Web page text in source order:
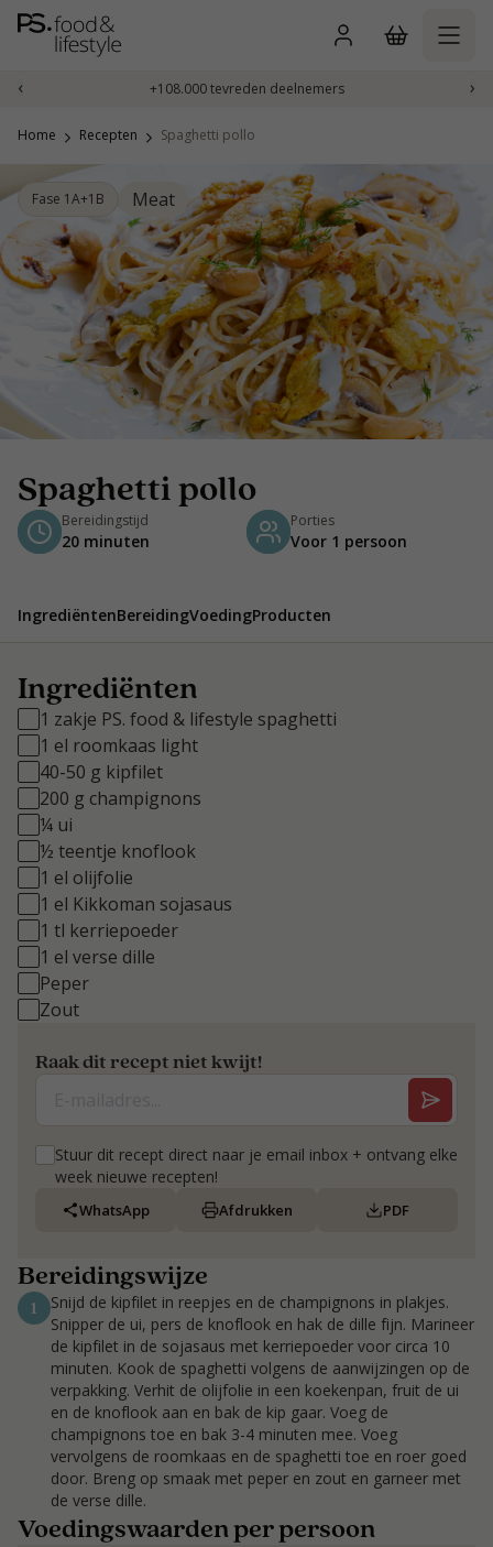
Naar
inhoud
‹ +108.000 tevreden deelnemers ›
Home Recepten Spaghetti pollo
Fase 1A+1B Meat
Spaghetti pollo
Bereidingstijd
20 minuten
Porties
Voor 1 persoon
IngrediëntenBereidingVoedingProducten
Ingrediënten
1 zakje PS. food & lifestyle spaghetti
1 el roomkaas light
40-50 g kipfilet
200 g champignons
¼ ui
½ teentje knoflook
1 el olijfolie
1 el Kikkoman sojasaus
1 tl kerriepoeder
1 el verse dille
Peper
Zout
Raak dit recept niet kwijt!
Stuur dit recept direct naar je email inbox + ontvang elke
week nieuwe recepten!
WhatsApp Afdrukken PDF
Bereidingswijze
1
Snijd de kipfilet in reepjes en de champignons in plakjes.
Snipper de ui, pers de knoflook en hak de dille fijn. Marineer
de kipfilet in de sojasaus met kerriepoeder voor circa 10
minuten. Kook de spaghetti volgens de aanwijzingen op de
verpakking. Verhit de olijfolie in een koekenpan, fruit de ui
en de knoflook aan en bak de kip gaar. Voeg de
champignons toe en bak 3-4 minuten mee. Voeg
vervolgens de roomkaas en de spaghetti toe en roer goed
door. Breng op smaak met peper en zout en garneer met
de verse dille.
Voedingswaarden per persoon